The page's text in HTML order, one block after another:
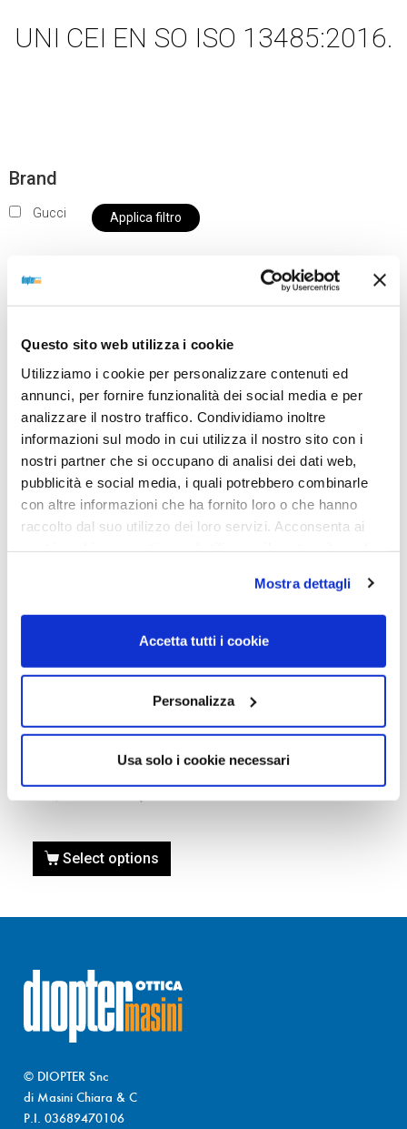
Questo sito web utilizza i cookie
Utilizziamo i cookie per personalizzare contenuti ed
annunci, per fornire funzionalità dei social media e per
analizzare il nostro traffico. Condividiamo inoltre
informazioni sul modo in cui utilizza il nostro sito con i
nostri partner che si occupano di analisi dei dati web,
pubblicità e social media, i quali potrebbero combinarle
con altre informazioni che ha fornito loro o che hanno
raccolto dal suo utilizzo dei loro servizi. Acconsenta ai
Mostra dettagli
Accetta tutti i cookie
Personalizza
Usa solo i cookie necessari
UNI CEI EN SO ISO 13485:2016.
Brand
Gucci Applica filtro
nostro negozio non saranno disponibili per la
spedizione fino al giorno 31 agosto. BUONE FERIE
da OTTICA DIOPTER
Showing the single result
GG1408S-001 nero
380,00€ 265,00€
Select options
© DIOPTER Snc
di Masini Chiara & C
P.I. 03689470106